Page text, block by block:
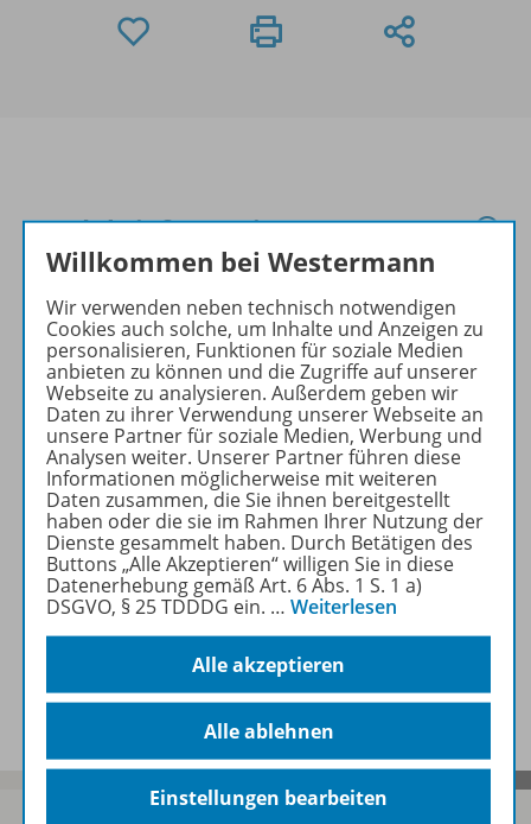
Produktinformationen
Beschreibung
Zugehörige Produkte
Autorenporträt
Rezensionen
Benachrichtigungs-Service
Willkommen bei Westermann
Wir verwenden neben technisch notwendigen
Cookies auch solche, um Inhalte und Anzeigen zu
personalisieren, Funktionen für soziale Medien
anbieten zu können und die Zugriffe auf unserer
Webseite zu analysieren. Außerdem geben wir
Daten zu ihrer Verwendung unserer Webseite an
unsere Partner für soziale Medien, Werbung und
Analysen weiter. Unserer Partner führen diese
Informationen möglicherweise mit weiteren
Daten zusammen, die Sie ihnen bereitgestellt
haben oder die sie im Rahmen Ihrer Nutzung der
Dienste gesammelt haben. Durch Betätigen des
Buttons „Alle Akzeptieren“ willigen Sie in diese
Datenerhebung gemäß Art. 6 Abs. 1 S. 1 a)
DSGVO, § 25 TDDDG ein. … Weiterlesen
Alle akzeptieren
Alle ablehnen
Einstellungen bearbeiten